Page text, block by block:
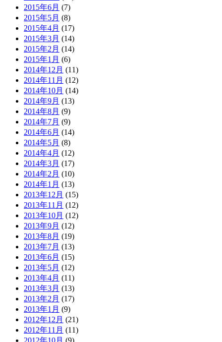
2015年6月 (7)
2015年5月 (8)
2015年4月 (17)
2015年3月 (14)
2015年2月 (14)
2015年1月 (6)
2014年12月 (11)
2014年11月 (12)
2014年10月 (14)
2014年9月 (13)
2014年8月 (9)
2014年7月 (9)
2014年6月 (14)
2014年5月 (8)
2014年4月 (12)
2014年3月 (17)
2014年2月 (10)
2014年1月 (13)
2013年12月 (15)
2013年11月 (12)
2013年10月 (12)
2013年9月 (12)
2013年8月 (19)
2013年7月 (13)
2013年6月 (15)
2013年5月 (12)
2013年4月 (11)
2013年3月 (13)
2013年2月 (17)
2013年1月 (9)
2012年12月 (21)
2012年11月 (11)